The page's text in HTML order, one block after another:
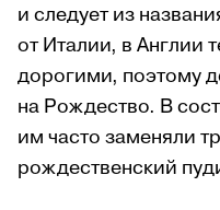
и следует из
от Италии, в Англии
дорогими, поэтому
на Рождество. В
им часто заменяли
рождественский